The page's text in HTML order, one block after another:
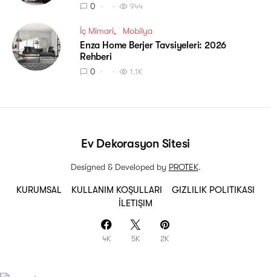
0 944
İç Mimari Mobilya
Enza Home Berjer Tavsiyeleri: 2026
Rehberi
0 1.1K
KURUMSAL KULLANIM KOŞULLARI
GIZLILIK POLITIKASI
İLETIŞIM
4K 5K 2K
Ev Dekorasyon Sitesi
Designed & Developed by PROTEK.